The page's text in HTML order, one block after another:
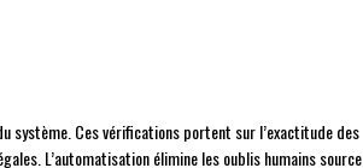
système. Ces vérifications portent sur l’exactitude des
L’automatisation élimine les oublis humains source